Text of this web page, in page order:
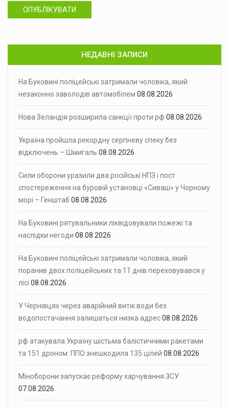
ОПУБЛІКУВАТИ
НЕДАВНІ ЗАПИСИ
На Буковині поліцейські затримали чоловіка, який
незаконно заволодів автомобілем 08.08.2026
Нова Зеландія розширила санкції проти рф 08.08.2026
Україна пройшла рекордну серпневу спеку без
відключень – Шмигаль 08.08.2026
Сили оборони уразили два російські НПЗ і пост
спостереження на буровій установці «Сиваш» у Чорному
морі – Генштаб 08.08.2026
На Буковині рятувальники ліквідовували пожежі та
наслідки негоди 08.08.2026
На Буковині поліцейські затримали чоловіка, який
поранив двох поліцейських та 11 днів переховувався у
лісі 08.08.2026
У Чернівцях через аварійний витік води без
водопостачання залишаться низка адрес08.08.2026
рф атакувала Україну шістьма балістичними ракетами
та 151 дроном: ППО знешкодила 135 цілей 08.08.2026
Міноборони запускає реформу харчування ЗСУ
07.08.2026